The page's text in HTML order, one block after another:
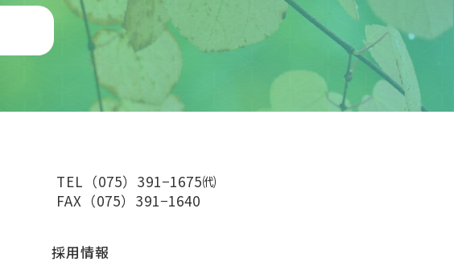
TEL （075）391−1675㈹
FAX（075）391−1640
採用情報